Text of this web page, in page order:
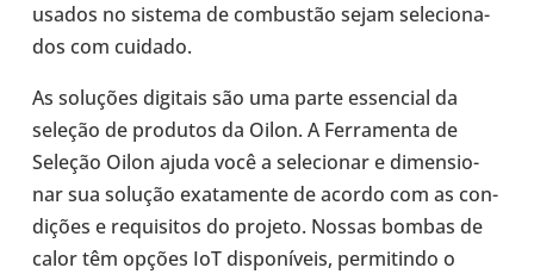
usados no sistema de com­bus­tão sejam sele­ci­o­na­
dos com cuidado.
As solu­ções digi­tais são uma parte essen­cial da
seleção de pro­du­tos da Oilon. A Fer­ra­menta de
Seleção Oilon ajuda você a sele­ci­o­nar e dimen­si­o­
nar sua solução exa­ta­mente de acordo com as con­
di­ções e requi­si­tos do projeto. Nossas bombas de
calor têm opções IoT dis­po­ní­veis, per­mi­tindo o